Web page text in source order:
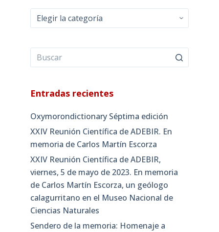
Categorías
Entradas recientes
Oxymorondictionary Séptima edición
XXIV Reunión Científica de ADEBIR. En
memoria de Carlos Martín Escorza
XXIV Reunión Científica de ADEBIR,
viernes, 5 de mayo de 2023. En memoria
de Carlos Martín Escorza, un geólogo
calagurritano en el Museo Nacional de
Ciencias Naturales
Sendero de la memoria: Homenaje a